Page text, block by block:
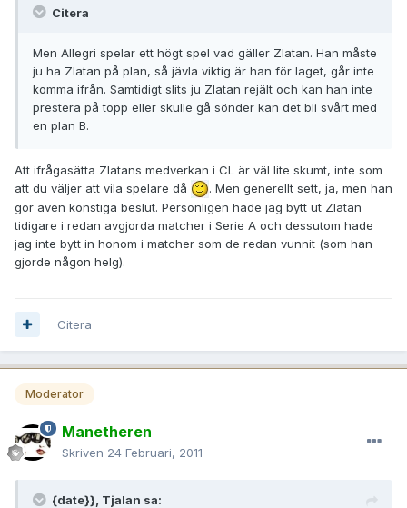
Citera
Men Allegri spelar ett högt spel vad gäller Zlatan. Han måste
ju ha Zlatan på plan, så jävla viktig är han för laget, går inte
komma ifrån. Samtidigt slits ju Zlatan rejält och kan han inte
prestera på topp eller skulle gå sönder kan det bli svårt med
en plan B.
Att ifrågasätta Zlatans medverkan i CL är väl lite skumt, inte som
att du väljer att vila spelare då
. Men generellt sett, ja, men han
gör även konstiga beslut. Personligen hade jag bytt ut Zlatan
tidigare i redan avgjorda matcher i Serie A och dessutom hade
jag inte bytt in honom i matcher som de redan vunnit (som han
gjorde någon helg).
Citera
Moderator
Manetheren
Skriven 24 Februari, 2011
{date}}, Tjalan sa: